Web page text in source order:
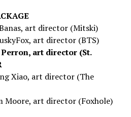
art director (Mitski)
art director (BTS)
art director (St.
Xiao, art director (The
Moore, art director (Foxhole)